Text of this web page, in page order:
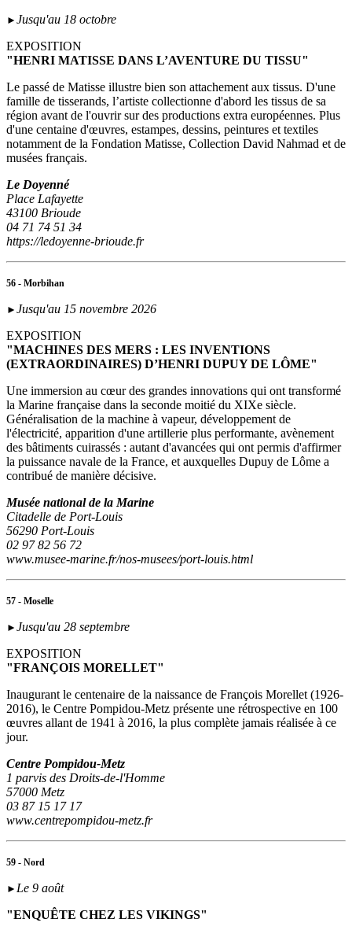
► Jusqu'au 18 octobre
EXPOSITION
"HENRI MATISSE DANS L’AVENTURE DU TISSU"
Le passé de Matisse illustre bien son attachement aux tissus. D'une
famille de tisserands, l’artiste collectionne d'abord les tissus de sa
région avant de l'ouvrir sur des productions extra européennes. Plus
d'une centaine d'œuvres, estampes, dessins, peintures et textiles
notamment de la Fondation Matisse, Collection David Nahmad et de
musées français.
Le Doyenné
Place Lafayette
43100 Brioude
04 71 74 51 34
https://ledoyenne-brioude.fr
56 - Morbihan
► Jusqu'au 15 novembre 2026
EXPOSITION
"MACHINES DES MERS : LES INVENTIONS
(EXTRAORDINAIRES) D’HENRI DUPUY DE LÔME"
Une immersion au cœur des grandes innovations qui ont transformé
la Marine française dans la seconde moitié du XIXe siècle.
Généralisation de la machine à vapeur, développement de
l'électricité, apparition d'une artillerie plus performante, avènement
des bâtiments cuirassés : autant d'avancées qui ont permis d'affirmer
la puissance navale de la France, et auxquelles Dupuy de Lôme a
contribué de manière décisive.
Musée national de la Marine
Citadelle de Port-Louis
56290 Port-Louis
02 97 82 56 72
www.musee-marine.fr/nos-musees/port-louis.html
57 - Moselle
► Jusqu'au 28 septembre
EXPOSITION
"FRANÇOIS MORELLET"
Inaugurant le centenaire de la naissance de François Morellet (1926-
2016), le Centre Pompidou-Metz présente une rétrospective en 100
œuvres allant de 1941 à 2016, la plus complète jamais réalisée à ce
jour.
Centre Pompidou-Metz
1 parvis des Droits-de-l'Homme
57000 Metz
03 87 15 17 17
www.centrepompidou-metz.fr
59 - Nord
► Le 9 août
"ENQUÊTE CHEZ LES VIKINGS"